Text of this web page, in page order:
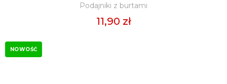
Podajniki z burtami
11,90 zł
NOWOŚĆ